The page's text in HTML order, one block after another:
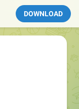
DOWNLOAD